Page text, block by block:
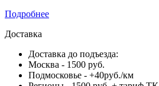
Подробнее
Доставка
Доставка до подъезда:
Москва - 1500 руб.
Подмосковье - +40руб./км